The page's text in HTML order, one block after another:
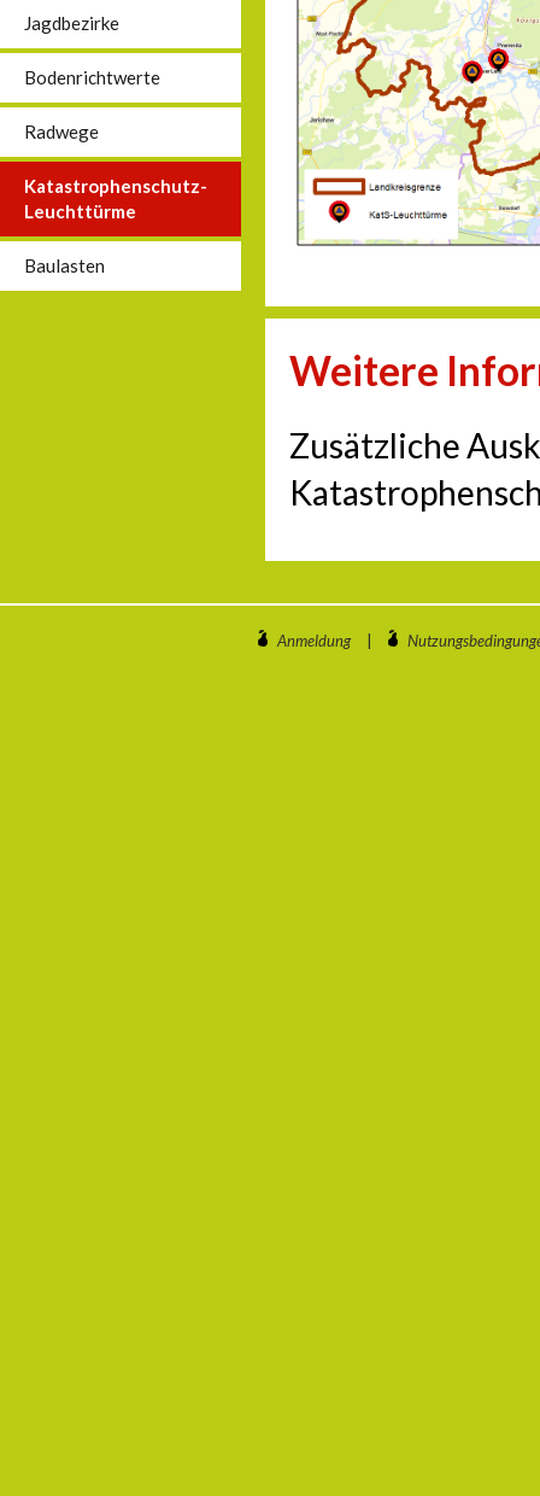
Jagdbezirke
Bodenrichtwerte
Radwege
Katastrophenschutz-
Leuchttürme
Baulasten
Weitere
Zusätzliche
Anmeldung